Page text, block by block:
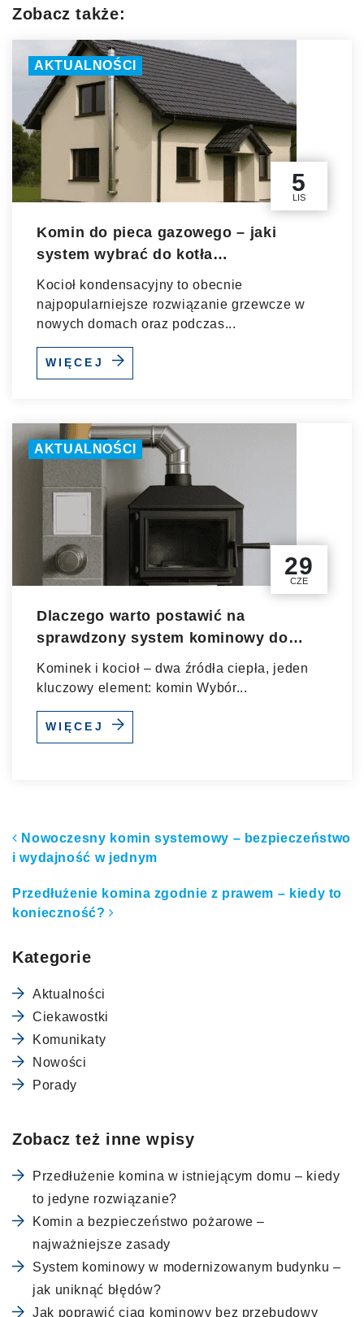
Zobacz także:
AKTUALNOŚCI
5
LIS
Komin do pieca gazowego – jaki
system wybrać do kotła
kondensacyjnego?
Kocioł kondensacyjny to obecnie
najpopularniejsze rozwiązanie grzewcze w
nowych domach oraz podczas...
WIĘCEJ
AKTUALNOŚCI
29
CZE
Dlaczego warto postawić na
sprawdzony system kominowy do
kominka i kotła?
Kominek i kocioł – dwa źródła ciepła, jeden
kluczowy element: komin Wybór...
WIĘCEJ
Nawigacja po artykułach
Nowoczesny komin systemowy – bezpieczeństwo
i wydajność w jednym
Przedłużenie komina zgodnie z prawem – kiedy to
konieczność?
Kategorie
Aktualności
Ciekawostki
Komunikaty
Nowości
Porady
Zobacz też inne wpisy
Przedłużenie komina w istniejącym domu – kiedy
to jedyne rozwiązanie?
Komin a bezpieczeństwo pożarowe –
najważniejsze zasady
System kominowy w modernizowanym budynku –
jak uniknąć błędów?
Jak poprawić ciąg kominowy bez przebudowy